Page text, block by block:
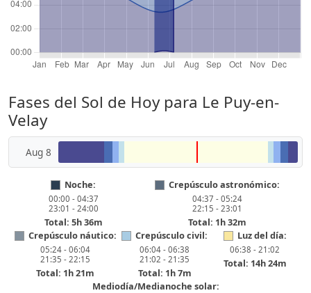
Fases del Sol de Hoy para Le Puy-en-
Velay
Aug 8
Noche:
00:00 - 04:37
23:01 - 24:00
Total: 5h 36m
Crepúsculo astronómico:
04:37 - 05:24
22:15 - 23:01
Total: 1h 32m
Crepúsculo náutico:
05:24 - 06:04
21:35 - 22:15
Total: 1h 21m
Crepúsculo civil:
06:04 - 06:38
21:02 - 21:35
Total: 1h 7m
Luz del día:
06:38 - 21:02
Total: 14h 24m
Mediodía/Medianoche solar: